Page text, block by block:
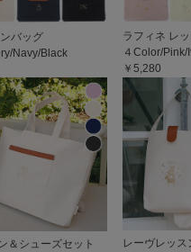
バッグ
Navy/Black
ラフィネ レ
４Color/
￥5,280
＆シューズセット
レーヴレッス